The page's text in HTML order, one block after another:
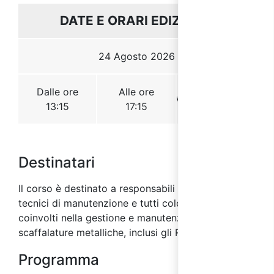
Destinatari
Il corso è destinato a responsabili della sicurezza,
tecnici di manutenzione e tutti coloro che sono
coinvolti nella gestione e manutenzione delle
scaffalature metalliche, inclusi gli RSPP e ASPP.
Programma